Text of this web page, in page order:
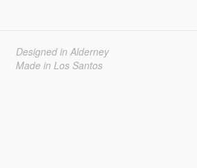
Designed in Alderney
Made in Los Santos